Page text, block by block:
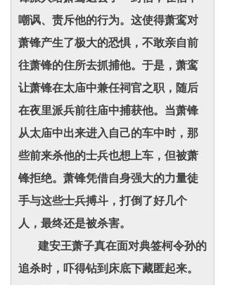
嘲讽、责斥他的行为。这使得萧鸾对
萧锋产生了极大的恐惧，不敢亲自前
往萧锋的住所去抓捕他。于是，萧鸾
让萧锋在太庙中兼任祠官之职，随后
在夜里派兵前往庙中捕获他。当萧锋
从太庙中出来进入自己的车中时，那
些前来杀他的士兵也想上车，但被萧
锋拒绝。萧锋凭借自身强大的力量徒
手与这些士兵搏斗，打倒了好几个
人，最终还是被杀害。
建安王萧子真在面对典签柯令孙的
追杀时，吓得钻到床底下藏匿起来。